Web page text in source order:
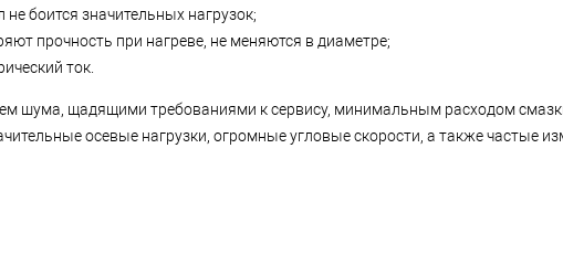
боится значительных нагрузок;
прочность при нагреве, не меняются в диаметре;
ток.
шума, щадящими требованиями к сервису, минимальным расходом
осевые нагрузки, огромные угловые скорости, а также частые